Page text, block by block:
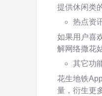
提供休闲类
热点资
如果用户喜
解网络撒花
其它功
花生地铁
量，衍生更